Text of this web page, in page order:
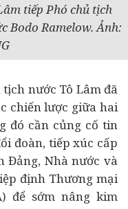
tiếp Phó chủ tịch
Bodo Ramelow. Ảnh:
nước Tô Lâm đã
chiến lược giữa hai
đó cần củng cố tin
đoàn, tiếp xúc cấp
Đảng, Nhà nước và
định Thương mại
để sớm nâng kim